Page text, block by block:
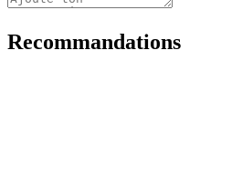
Recommandations